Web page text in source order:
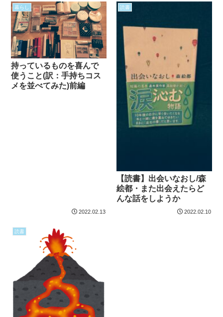
暮らし
持っているものを喜んで
使うこと(訳：手持ちコス
メを並べてみた)前編
2022.02.13
読書
【読書】出会いなおし/森
絵都・また出会えたらど
んな話をしようか
2022.02.10
読書